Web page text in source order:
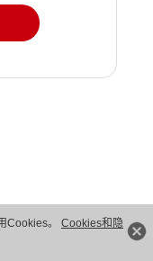
Cookies。 Cookies和隐
权利。粤A2-20044005号